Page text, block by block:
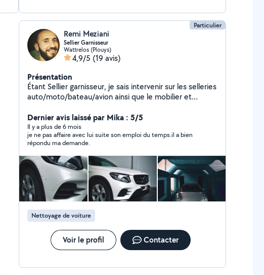
Particulier
Remi Meziani
Sellier Garnisseur
Wattrelos (Plouys)
4,9/5 (19 avis)
Présentation
Étant Sellier garnisseur, je sais intervenir sur les selleries
auto/moto/bateau/avion ainsi que le mobilier et
préparateur en detailing auto/moto/bateau/avion
Carrosserie, vitre teintées véhicule, vitrophanie ( vitre
teintées sur les vitres des maisons, douche,... ) ppf,
covering, traitement céramique Automobile/ moto/
bateau/ salle d'eau/ baie vitré/ velux/....
Dernier avis laissé par Mika : 5/5
Il y a plus de 6 mois
je ne pas affaire avec lui suite son emploi du temps.il a bien
répondu ma demande.
Nettoyage de voiture
Voir le profil Contacter